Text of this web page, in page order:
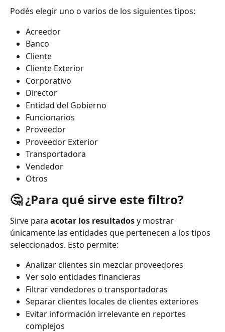
Podés elegir uno o varios de los siguientes tipos:
Acreedor
Banco
Cliente
Cliente Exterior
Corporativo
Director
Entidad del Gobierno
Funcionarios
Proveedor
Proveedor Exterior
Transportadora
Vendedor
Otros
🤔 ¿Para qué sirve este filtro?
Sirve para acotar los resultados y mostrar
únicamente las entidades que pertenecen a los tipos
seleccionados. Esto permite:
Analizar clientes sin mezclar proveedores
Ver solo entidades financieras
Filtrar vendedores o transportadoras
Separar clientes locales de clientes exteriores
Evitar información irrelevante en reportes
complejos